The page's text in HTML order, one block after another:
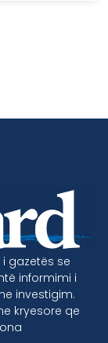
gazetës se
informimi i
investigim.
kryesore qe